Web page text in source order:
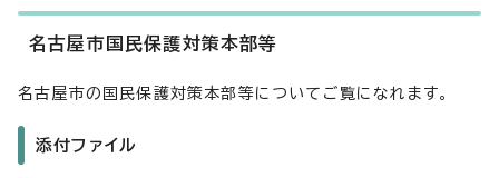
名古屋市国民保護対策本部等
名古屋市の国民保護対策本部等についてご覧になれます。
添付ファイル